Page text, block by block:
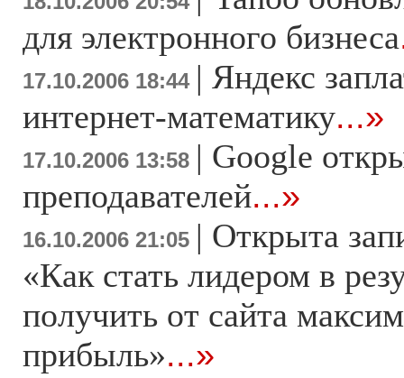
для электронного бизнеса
17.10.2006 18:44 | Яндекс
интернет-математику...»
17.10.2006 13:58 | Google
преподавателей...»
16.10.2006 21:05 | Открыта
«Как стать лидером в
получить от сайта
прибыль»...»